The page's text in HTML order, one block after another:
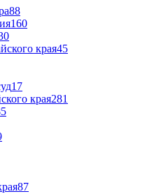
88
160
края45
17
края281
87